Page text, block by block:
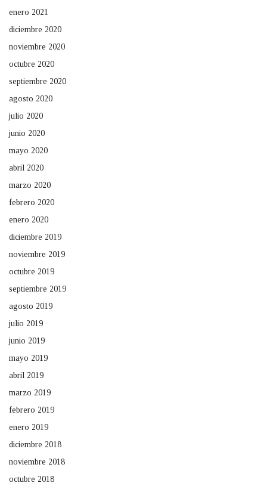
enero 2021
diciembre 2020
noviembre 2020
octubre 2020
septiembre 2020
agosto 2020
julio 2020
junio 2020
mayo 2020
abril 2020
marzo 2020
febrero 2020
enero 2020
diciembre 2019
noviembre 2019
octubre 2019
septiembre 2019
agosto 2019
julio 2019
junio 2019
mayo 2019
abril 2019
marzo 2019
febrero 2019
enero 2019
diciembre 2018
noviembre 2018
octubre 2018